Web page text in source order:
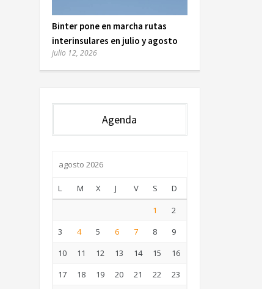
Binter pone en marcha rutas
interinsulares en julio y agosto
julio 12, 2026
Agenda
agosto 2026
L M X J V S
D
1
2
3
4 5 6 7 8
9
10
11 12 13 14 15
16
17
18 19 20 21 22
23